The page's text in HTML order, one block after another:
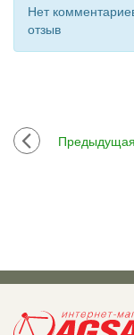
Нет
отзыв
Предыдущая